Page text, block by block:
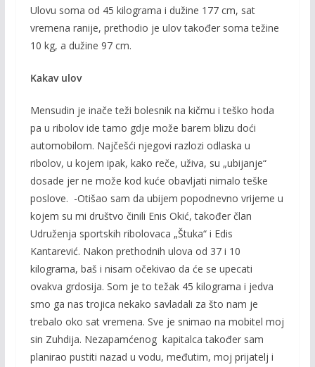
Ulovu soma od 45 kilograma i dužine 177 cm, sat
vremena ranije, prethodio je ulov također soma težine
10 kg, a dužine 97 cm.
Kakav ulov
Mensudin je inače teži bolesnik na kičmu i teško hoda
pa u ribolov ide tamo gdje može barem blizu doći
automobilom. Najčešći njegovi razlozi odlaska u
ribolov, u kojem ipak, kako reče, uživa, su „ubijanje“
dosade jer ne može kod kuće obavljati nimalo teške
poslove. -Otišao sam da ubijem popodnevno vrijeme u
kojem su mi društvo činili Enis Okić, također član
Udruženja sportskih ribolovaca „Štuka“ i Edis
Kantarević. Nakon prethodnih ulova od 37 i 10
kilograma, baš i nisam očekivao da će se upecati
ovakva grdosija. Som je to težak 45 kilograma i jedva
smo ga nas trojica nekako savladali za što nam je
trebalo oko sat vremena. Sve je snimao na mobitel moj
sin Zuhdija. Nezapamćenog kapitalca također sam
planirao pustiti nazad u vodu, međutim, moj prijatelj i